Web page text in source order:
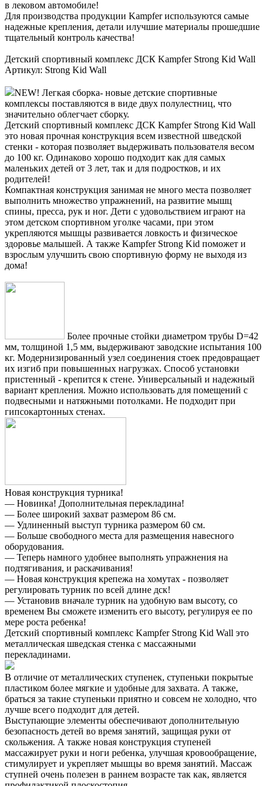
в лековом автомобиле!
Для производства продукции Kampfer используются самые
надежные крепления, детали илучшие материалы прошедшие
тщательный контроль качества!
Детский спортивный комплекс ДСК Kampfer Strong Kid Wall
Артикул: Strong Kid Wall
NEW! Легкая сборка- новые детские спортивные
комплексы поставляются в виде двух полулестниц, что
значительно облегчает сборку.
Детский спортивный комплекс ДСК Kampfer Strong Kid Wall
это новая прочная конструкция всем известной шведской
стенки - которая позволяет выдерживать пользователя весом
до 100 кг. Одинаково хорошо подходит как для самых
маленьких детей от 3 лет, так и для подростков, и их
родителей!
Компактная конструкция занимая не много места позволяет
выполнить множество упражнений, на развитие мышц
спины, пресса, рук и ног. Дети с удовольствием играют на
этом детском спортивном уголке часами, при этом
укрепляются мышцы развивается ловкость и физическое
здоровье малышей. А также Kampfer Strong Kid поможет и
взрослым улучшить свою спортивную форму не выходя из
дома!
Более прочные стойки диаметром трубы D=42
мм, толщиной 1,5 мм, выдерживают заводские испытания 100
кг. Модернизированный узел соединения стоек предовращает
их изгиб при повышенных нагрузках. Способ установки
пристенный - крепится к стене. Универсальный и надежный
вариант крепления. Можно использовать для помещений с
подвесными и натяжными потолками. Не подходит при
гипсокартонных стенах.
Новая конструкция турника!
— Новинка! Дополнительная перекладина!
— Более широкий захват размером 86 см.
— Удлиненный выступ турника размером 60 см.
— Больше свободного места для размещения навесного
оборудования.
— Теперь намного удобнее выполнять упражнения на
подтягивания, и раскачивания!
— Новая конструкция крепежа на хомутах - позволяет
регулировать турник по всей длине дск!
— Установив вначале турник на удобную вам высоту, со
временем Вы сможете изменить его высоту, регулируя ее по
мере роста ребенка!
Детский спортивный комплекс Kampfer Strong Kid Wall это
металлическая шведская стенка с массажными
перекладинами.
В отличие от металлических ступенек, ступеньки покрытые
пластиком более мягкие и удобные для захвата. А также,
браться за такие ступеньки приятно и совсем не холодно, что
лучше всего подходит для детей.
Выступающие элементы обеспечивают дополнительную
безопасность детей во время занятий, защищая руки от
скольжения. А также новая конструкция ступеней
массажирует руки и ноги ребенка, улучшая кровообращение,
стимулирует и укрепляет мышцы во время занятий. Массаж
ступней очень полезен в раннем возрасте так как, является